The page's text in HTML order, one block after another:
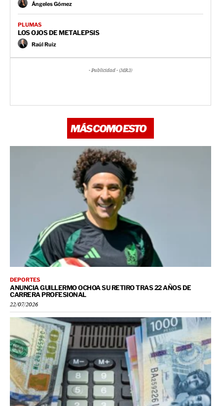
Ángeles Gómez
PLUMAS
LOS OJOS DE METALEPSIS
Raúl Ruiz
- Publicidad - (MR3)
MÁS COMO ESTO
DEPORTES
ANUNCIA GUILLERMO OCHOA SU RETIRO TRAS 22 AÑOS DE
CARRERA PROFESIONAL
22/07/2026